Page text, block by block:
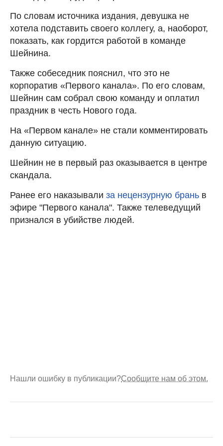
По словам источника издания, девушка не
хотела подставить своего коллегу, а, наоборот,
показать, как гордится работой в команде
Шейнина.
Также собеседник пояснил, что это не
корпоратив «Первого канала». По его словам,
Шейнин сам собрал свою команду и оплатил
праздник в честь Hового года.
На «Первом канале» не стали комментировать
данную ситуацию.
Шейнин не в первый раз оказывается в центре
скандала.
Ранее его наказывали за нецензурную брань в
эфире "Первого канала". Также телеведущий
признался в убийстве людей.
Нашли ошибку в публикации?Сообщите нам об этом.